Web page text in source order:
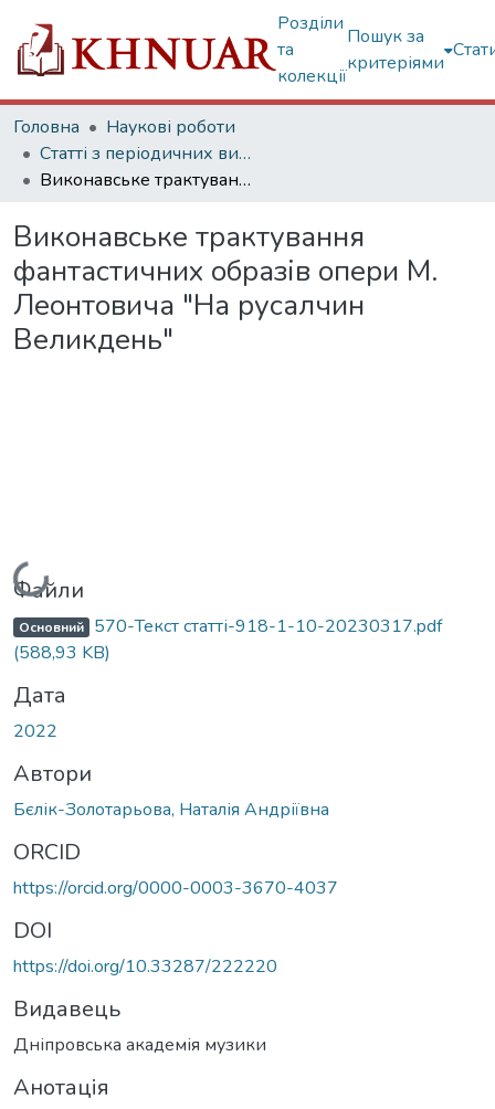
Розділи
та
колекції
Пошук за
критеріями
Головна
Наукові роботи
Статті з періодичних видань
Виконавське трактування фантастичних образів опери М. Леонтовича "На русалчин Великдень"
Виконавське трактування
фантастичних образів опери М.
Леонтовича "На русалчин
Великдень"
Вантажиться...
Файли
Основний 570-Текст статті-918-1-10-20230317.pdf
(588,93 KB)
Дата
2022
Автори
Бєлік-Золотарьова, Наталія Андріївна
ORCID
https://orcid.org/0000-0003-3670-4037
DOI
https://doi.org/10.33287/222220
Видавець
Дніпровська академія музики
Анотація